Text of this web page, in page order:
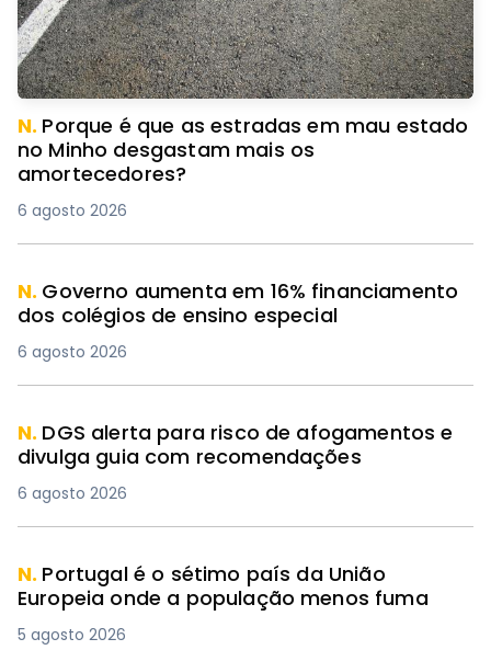
N. Porque é que as estradas em mau estado
no Minho desgastam mais os
amortecedores?
6 agosto 2026
N. Governo aumenta em 16% financiamento
dos colégios de ensino especial
6 agosto 2026
N. DGS alerta para risco de afogamentos e
divulga guia com recomendações
6 agosto 2026
N. Portugal é o sétimo país da União
Europeia onde a população menos fuma
5 agosto 2026